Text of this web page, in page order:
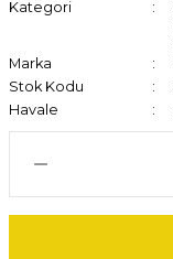
Kategori
Marka
Stok Kodu
Havale